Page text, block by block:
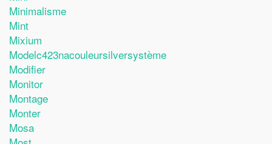
Minimalisme
Mint
Mixium
Modelc423nacouleursilversystème
Modifier
Monitor
Montage
Monter
Mosa